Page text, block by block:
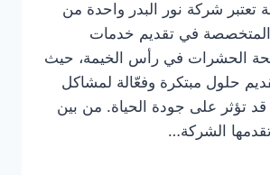
شركة نور البدر واحدة من
المتخصصة في تقديم خدمات
الحشرات في رأس الخيمة، حيث
حلول مبتكرة وفعّالة لمشاكل
تؤثر على جودة الحياة. من بين
الشركة…